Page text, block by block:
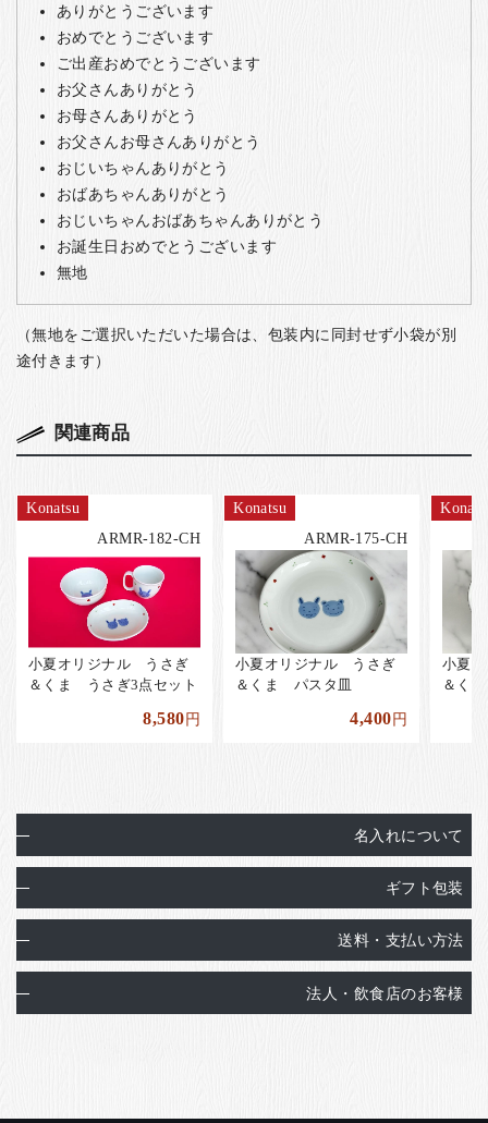
ありがとうございます
おめでとうございます
ご出産おめでとうございます
お父さんありがとう
お母さんありがとう
お父さんお母さんありがとう
おじいちゃんありがとう
おばあちゃんありがとう
おじいちゃんおばあちゃんありがとう
お誕生日おめでとうございます
無地
（無地をご選択いただいた場合は、包装内に同封せず小袋が別
途付きます）
関連商品
Konatsu
ARMR-182-CH
小夏オリジナル うさぎ
＆くま うさぎ3点セット
8,580円
Konatsu
ARMR-175-CH
小夏オリジナル うさぎ
＆くま パスタ皿
4,400円
小夏
＆く
名入れについて
ギフト包装
送料・支払い方法
法人・飲食店のお客様